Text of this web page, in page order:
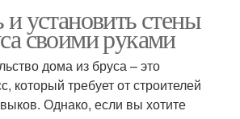
и установить стены
своими руками
дома из бруса – это
который требует от строителей
Однако, если вы хотите